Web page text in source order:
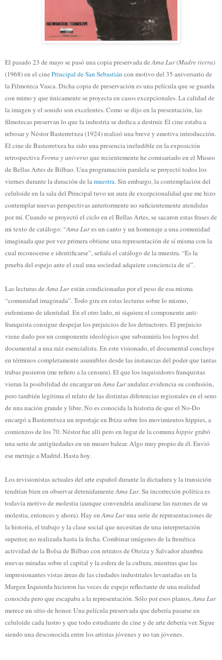
El pasado 23 de mayo se pasó una copia preservada deAma Lur(Madre tierra)
(1968) en el cinePrincipal de San Sebastiáncon motivo del 35 aniversario de
la Filmoteca Vasca. Dicha copia de preservación es una película que se guarda
con mimo y que únicamente se proyecta en casos excepcionales. La calidad de
la imagen y el sonido son excelentes. Como se dijo en la presentación, las
filmotecas preservan lo que la industria se dedica a destruir. El cine estaba a
rebosar y Néstor Basterretxea (1924) realizó una breve y emotiva introducción.
El cine de Basterretxea ha sido una presencia ineludible en la exposición
retrospectivaForma y universo que recientemente he comisariado en el Museo
de Bellas Artes de Bilbao. Una programación paralela se proyectó todos los
viernes durante la duración de lamuestra. Sin embargo, la contemplación del
celuloide en la sala del Principal tuvo un aura de excepcionalidad que me hizo
contemplar nuevas perspectivas anteriormente no suficientemente atendidas
por mí. Cuando se proyectó el ciclo en el Bellas Artes, se sacaron estas frases de
mi texto de catálogo: “Ama Lures un canto y un homenaje a una comunidad
imaginada que por vez primera obtiene una representación de sí misma con la
cual reconocerse e identificarse”, señala el catálogo de la muestra. “Es la
prueba del espejo ante el cual una sociedad adquiere conciencia de sí”.
Las lecturas deAma Lurestán condicionadas por el peso de esa misma
“comunidad imaginada”. Todo gira en estas lecturas sobre lo mismo,
eufemismo de identidad. En el otro lado, ni siquiera el componente anti-
franquista consigue despejar los prejuicios de los detractores. El prejuicio
viene dado por un componente ideológico que subsumiría los logros del
documental a una raíz esencialista. En este visionado, el documental concluye
en términos completamente asumibles desde las instancias del poder que tantas
trabas pusieron (me refiero a la censura). El que los inquisidores franquistas
vieran la posibilidad de encargar unAma Lurandaluz evidencia su confusión,
pero también legitima el relato de las distintas diferencias regionales en el seno
de una nación grande y libre. No es conocida la historia de que el No-Do
encargó a Basterretxea un reportaje en Ibiza sobre los movimientos hippies, a
comienzos de los 70. Néstor fue allí pero en lugar de la comunahippie grabó
una serie de antigüedades en un museo balear. Algo muy propio de él. Envió
ese metraje a Madrid. Hasta hoy.
Los revisionistas actuales del arte español durante la dictadura y la transición
tendrían bien en observar detenidamenteAma Lur. Su incorreción política es
todavía motivo de molestia (aunque convendría analizarse las razones de su
molestia, entonces y ahora). Hay enAma Luruna serie de representaciones de
la historia, el trabajo y la clase social que necesitan de una interpretación
superior, no realizada hasta la fecha. Combinar imágenes de la frenética
actividad de la Bolsa de Bilbao con retratos de Oteiza y Salvador alumbra
nuevas miradas sobre el capital y la esfera de la cultura, mientras que las
impresionantes vistas áreas de las ciudades industriales levantadas en la
Margen Izquierda hicieron las veces de espejo reflectante de una realidad
conocida pero que escapaba a la representación. Sólo por esos planos,Ama Lur
merece un sitio de honor. Una película preservada que debería pasarse en
celuloide cada lustro y que todo estudiante de cine y de arte debería ver. Sigue
siendo una desconocida entre los artistas jóvenes y no tan jóvenes.